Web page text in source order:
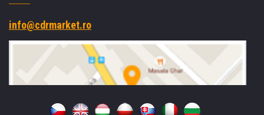
info@cdrmarket.ro